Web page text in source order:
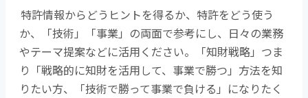
特許情報からどうヒントを得るか、特許をどう使う
か、「技術」「事業」の両面で参考にし、日々の業務
やテーマ提案などに活用ください。「知財戦略」つま
り「戦略的に知財を活用して、事業で勝つ」方法を知
りたい方、「技術で勝って事業で負ける」になりたく